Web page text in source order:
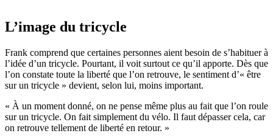
L’image du tricycle
Frank comprend que certaines personnes aient besoin de s’habituer à
l’idée d’un tricycle. Pourtant, il voit surtout ce qu’il apporte. Dès que
l’on constate toute la liberté que l’on retrouve, le sentiment d’« être
sur un tricycle » devient, selon lui, moins important.
« À un moment donné, on ne pense même plus au fait que l’on roule
sur un tricycle. On fait simplement du vélo. Il faut dépasser cela, car
on retrouve tellement de liberté en retour. »